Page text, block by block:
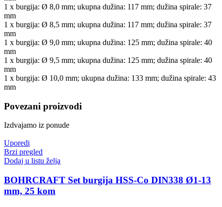
1 x burgija: Ø 8,0 mm; ukupna dužina: 117 mm; dužina spirale: 37
mm
1 x burgija: Ø 8,5 mm; ukupna dužina: 117 mm; dužina spirale: 37
mm
1 x burgija: Ø 9,0 mm; ukupna dužina: 125 mm; dužina spirale: 40
mm
1 x burgija: Ø 9,5 mm; ukupna dužina: 125 mm; dužina spirale: 40
mm
1 x burgija: Ø 10,0 mm; ukupna dužina: 133 mm; dužina spirale: 43
mm
Povezani proizvodi
Izdvajamo iz ponude
Uporedi
Brzi pregled
Dodaj u listu želja
BOHRCRAFT Set burgija HSS-Co DIN338 Ø1-13
mm, 25 kom